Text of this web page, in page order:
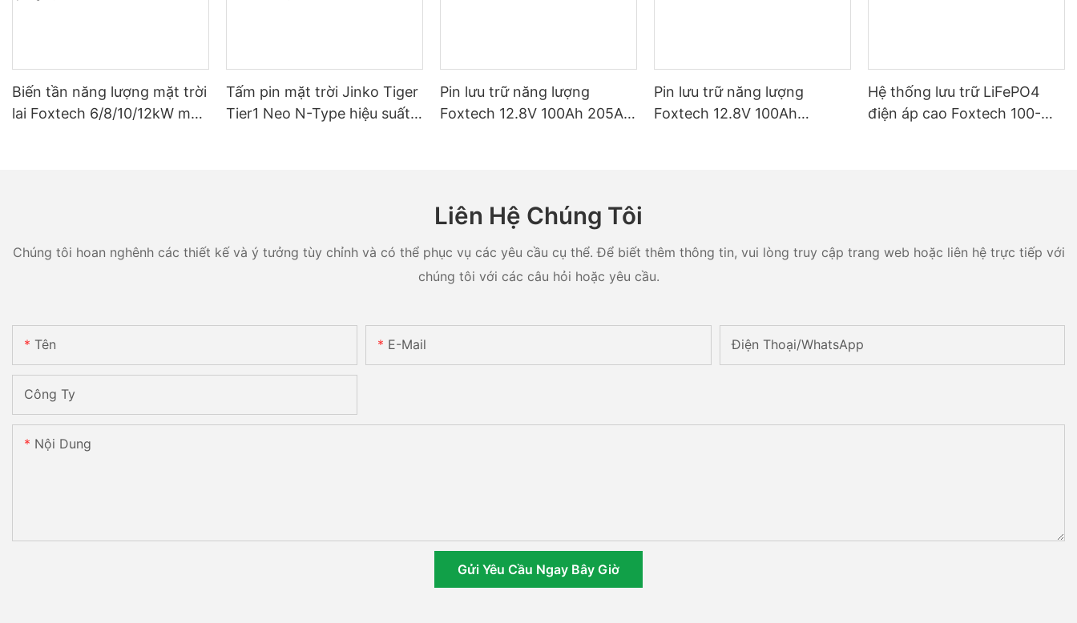
Biến tần năng lượng mặt trời
lai Foxtech 6/8/10/12kW một
Tấm pin mặt trời Jinko Tiger
Tier1 Neo N-Type hiệu suất
Pin lưu trữ năng lượng
Foxtech 12.8V 100Ah 205AH
Pin lưu trữ năng lượng
Foxtech 12.8V 100Ah
Hệ thống lưu trữ LiFePO4
điện áp cao Foxtech 100-
Liên Hệ Chúng Tôi
Chúng tôi hoan nghênh các thiết kế và ý tưởng tùy chỉnh và có thể phục vụ các yêu cầu cụ thể. Để biết thêm thông tin, vui lòng truy cập trang web hoặc liên hệ trực tiếp với
chúng tôi với các câu hỏi hoặc yêu cầu.
Tên E-Mail Điện Thoại/WhatsApp
Công Ty
Nội Dung
Gửi Yêu Cầu Ngay Bây Giờ